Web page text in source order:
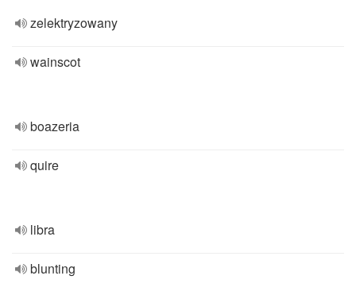
zelektryzowany
wainscot
boazeria
quire
libra
blunting